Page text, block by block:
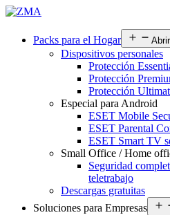
Packs para el Hogar
Dispositivos personales
Protección
Protección
Protección
Especial para Android
ESET Mobile
ESET Parental
ESET Smart TV
Small Office / Home
Seguridad
teletrabajo
Descargas gratuitas
Soluciones para Empresas